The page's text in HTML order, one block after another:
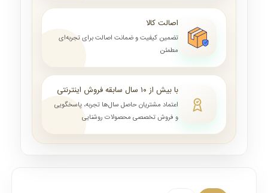
اصالت کالا
تضمین کیفیت و ضمانت اصالت برای تجربه‌ای
مطمئن
با بیش از ۱۰ سال سابقه فروش اینترنتی
اعتماد مشتریان حاصل سال‌ها تجربه، پاسخگویی
و فروش تخصصی محصولات روشنایی